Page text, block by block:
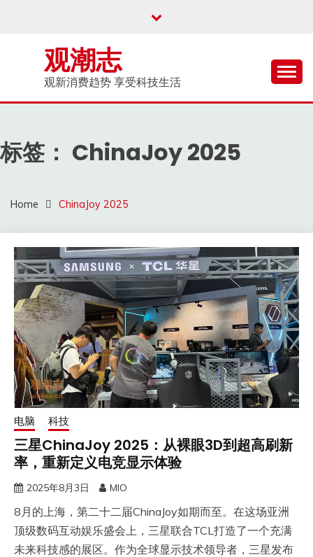
观潮志
观新消费趋势 享受科技生活
标签： ChinaJoy 2025
Home ChinaJoy 2025
电脑 科技
三星ChinaJoy 2025：从裸眼3D到超高刷新
率，重新定义电竞显示体验
2025年8月3日 MIO
8月的上海，第二十二届ChinaJoy如期而至。在这场亚洲
顶级数码互动娱乐盛会上，三星联合TCL打造了一个充满
未来科技感的展区。作为全球显示技术领导者，三星发布